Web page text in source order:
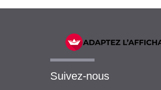
Suivez-nous